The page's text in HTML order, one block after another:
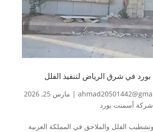
في شرق الرياض لتنفيذ الفلل
| مارس 25, 2026
شركة أسمنت بورد
الفلل والملاحق في المملكة العربية